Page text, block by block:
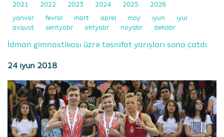
2021
2022 2023 2024 2025 2026
yanvar fevral mart aprel may iyun
iyul
avqust
sentyabr oktyabr noyabr dekabr
İdman gimnastikası üzrə təsnifat yarışları sona çatdı
24 iyun 2018